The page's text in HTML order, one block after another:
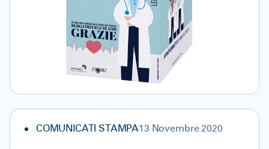
COMUNICATI STAMPA13 Novembre 2020